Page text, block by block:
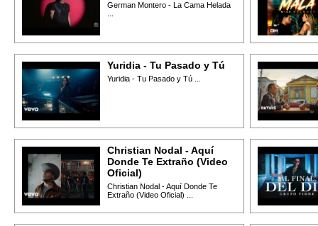
German Montero - La Cama Helada
Yuridia - Tu Pasado y Tú
Yuridia - Tu Pasado y Tú ...
Christian Nodal - Aquí
Donde Te Extraño (Video
Oficial)
Christian Nodal - Aquí Donde Te
Extraño (Video Oficial) ...